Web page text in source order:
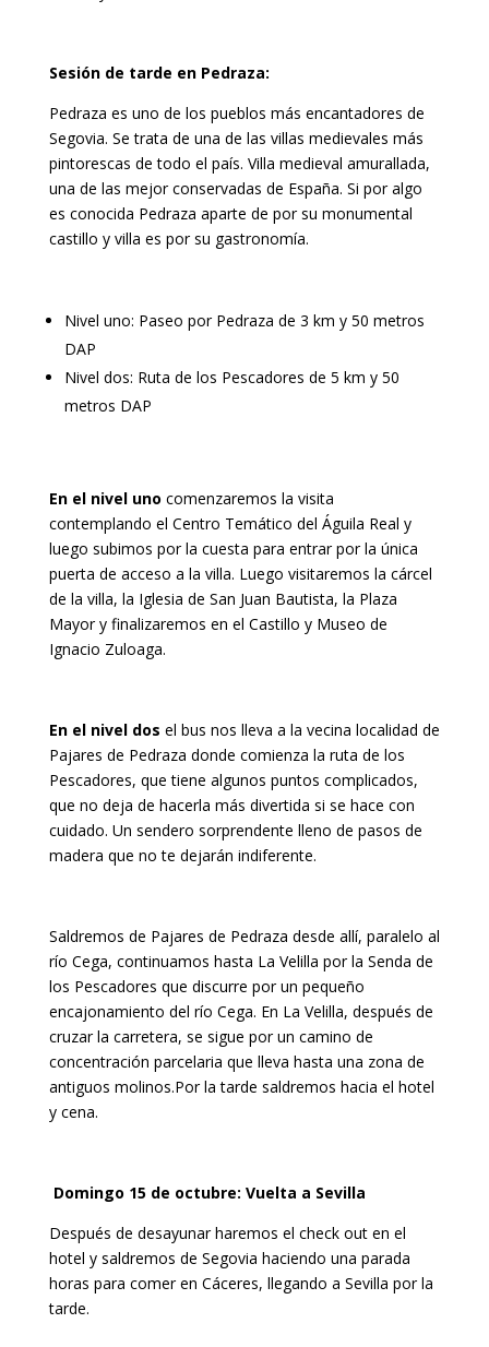
Sesión de tarde en Pedraza:
Pedraza es uno de los pueblos más encantadores de
Segovia. Se trata de una de las villas medievales más
pintorescas de todo el país. Villa medieval amurallada,
una de las mejor conservadas de España. Si por algo
es conocida Pedraza aparte de por su monumental
castillo y villa es por su gastronomía.
Nivel uno: Paseo por Pedraza de 3 km y 50 metros
DAP
Nivel dos: Ruta de los Pescadores de 5 km y 50
metros DAP
En el nivel uno comenzaremos la visita
contemplando el Centro Temático del Águila Real y
luego subimos por la cuesta para entrar por la única
puerta de acceso a la villa. Luego visitaremos la cárcel
de la villa, la Iglesia de San Juan Bautista, la Plaza
Mayor y finalizaremos en el Castillo y Museo de
Ignacio Zuloaga.
En el nivel dos el bus nos lleva a la vecina localidad de
Pajares de Pedraza donde comienza la ruta de los
Pescadores, que tiene algunos puntos complicados,
que no deja de hacerla más divertida si se hace con
cuidado. Un sendero sorprendente lleno de pasos de
madera que no te dejarán indiferente.
Saldremos de Pajares de Pedraza desde allí, paralelo al
río Cega, continuamos hasta La Velilla por la Senda de
los Pescadores que discurre por un pequeño
encajonamiento del río Cega. En La Velilla, después de
cruzar la carretera, se sigue por un camino de
concentración parcelaria que lleva hasta una zona de
antiguos molinos.Por la tarde saldremos hacia el hotel
y cena.
Domingo 15 de octubre: Vuelta a Sevilla
Después de desayunar haremos el check out en el
hotel y saldremos de Segovia haciendo una parada
horas para comer en Cáceres, llegando a Sevilla por la
tarde.